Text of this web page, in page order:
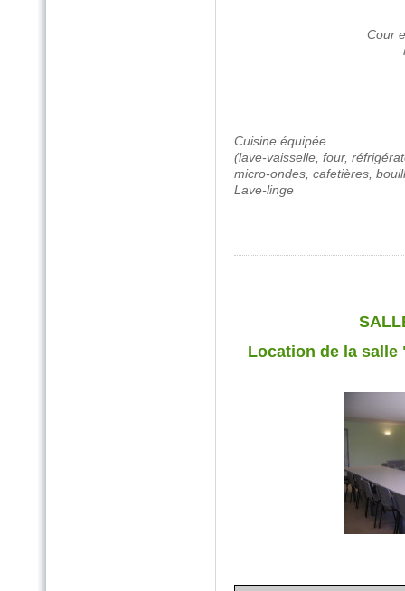
Cour
Cuisine équipée
(lave-vaisselle, four,
micro-ondes, cafetières,
Lave-linge
Location de la